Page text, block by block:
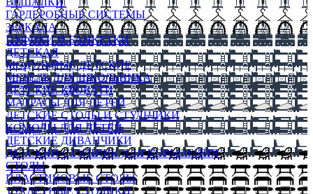
ГАРДЕРОБНЫЕ СИСТЕМЫ
ЗЕРКАЛА
ПУФИКИ И БАНКЕТКИ
ДЕТСКАЯ
МОДУЛЬНЫЕ ДЕТСКИЕ
МЕБЕЛЬ ДЛЯ ШКОЛЬНИКА
ДЕТСКИЕ КРОВАТИ
МАТРАСЫ ДЛЯ ДЕТЕЙ
ДЕТСКИЕ СТОЛЫ И СТУЛЬЧИКИ
КОМОДЫ ДЛЯ ДЕТЕЙ
ДЕТСКИЕ ДИВАНЧИКИ
ДЕТСКИЙ СТУЛЬЧИК ДЛЯ КОРМЛЕНИЯ
СТОЛЫ
ПЛАСТИКОВЫЕ СТОЛЫ
ТУАЛЕТНЫЕ СТОЛИКИ